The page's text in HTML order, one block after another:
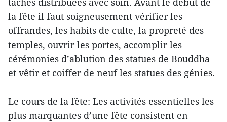
la fête il faut soigneusement vérifier les
offrandes, les habits de culte, la propreté des
temples, ouvrir les portes, accomplir les
cérémonies d’ablution des statues de Bouddha
et vêtir et coiffer de neuf les statues des génies.
Le cours de la fête: Les activités essentielles les
plus marquantes d’une fête consistent en